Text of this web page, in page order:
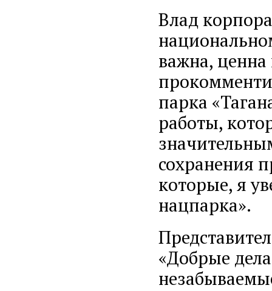
Влад
важна, ценна
парка
работы,
сохранения
которые, я
нацпарка».
«Добрые